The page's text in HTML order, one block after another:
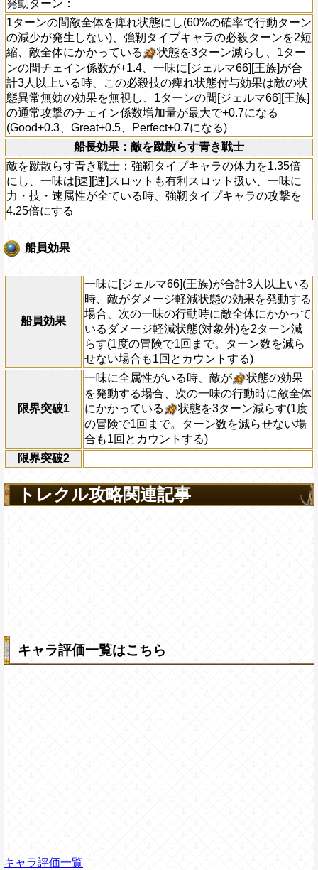
発動ターン：
1ターンの間敵全体を痺れ状態にし(60%の確率で行動ターン
の減少が発生しない)、強靭タイプキャラの必殺ターンを2短
縮、敵全体にかかっている
状態を3ターン減らし、1ター
ンの間チェイン係数が+1.4、一味に[ジェルマ66][王族]が合
計3人以上いる時、この必殺技の痺れ状態付与効果は敵の状
態異常無効の効果を無視し、1ターンの間[ジェルマ66][王族]
の通常攻撃のチェイン係数増加量が最大で+0.7になる
(Good+0.3、Great+0.5、Perfect+0.7になる)
船長効果：敵を蹴散らす青き戦士
敵を蹴散らす青き戦士：強靭タイプキャラの体力を1.35倍
にし、一味は[速][連]スロットも有利スロット扱い、一味に
力・技・速属性が全ている時、強靭タイプキャラの攻撃を
4.25倍にする
船員効果
船員効果
一味に[ジェルマ66](王族)が合計3人以上いる
時、敵がダメージ軽減状態の効果を発動する
場合、次の一味の行動時に敵全体にかかって
いるダメージ軽減状態(対象外)を2ターン減
らす(1度の冒険で1回まで。ターン数を減ら
せない場合も1回とカウントする)
限界突破1
一味に全属性がいる時、敵が
状態の効果
を発動する場合、次の一味の行動時に敵全体
にかかっている
状態を3ターン減らす(1度
の冒険で1回まで。ターン数を減らせない場
合も1回とカウントする)
限界突破2
トレクル攻略関連記事
キャラ評価一覧はこちら
キャラ評価一覧